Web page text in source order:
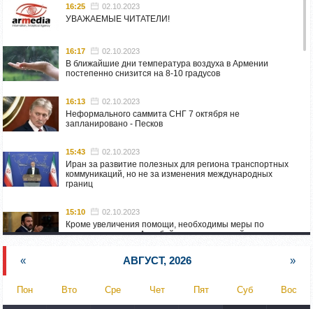
16:25 02.10.2023
УВАЖАЕМЫЕ ЧИТАТЕЛИ!
16:17 02.10.2023
В ближайшие дни температура воздуха в Армении
постепенно снизится на 8-10 градусов
16:13 02.10.2023
Неформального саммита СНГ 7 октября не
запланировано - Песков
15:43 02.10.2023
Иран за развитие полезных для региона транспортных
коммуникаций, но не за изменения международных
границ
15:10 02.10.2023
Кроме увеличения помощи, необходимы меры по
пресечению угроз Азербайджана: испанский депутат
Азербайджан обстреляли автомобиль ВС Армении,
перевозивший продовольствие
« АВГУСТ, 2026 »
Пон Вто Сре Чет Пят Суб Вос